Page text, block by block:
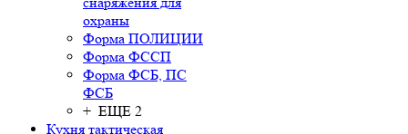
охраны
Форма ПОЛИЦИИ
Форма ФССП
Форма ФСБ, ПС
ФСБ
+ ЕЩЕ 2
Кухня тактическая